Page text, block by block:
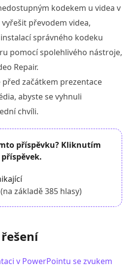
kodekem u videa v
převodem videa,
správného kodeku
pomocí spolehlivého nástroje,
Repair.
začátkem prezentace
abyste se vyhnuli
chvíli.
příspěvku? Kliknutím
základě385 hlasy)
v PowerPointu se zvukem